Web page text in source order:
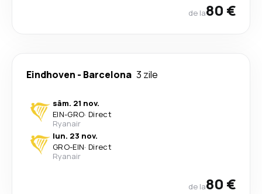
de la80 €
Eindhoven - Barcelona 3 zile
sâm. 21 nov.
EIN-GRO· Direct
Ryanair
lun. 23 nov.
GRO-EIN· Direct
Ryanair
de la80 €